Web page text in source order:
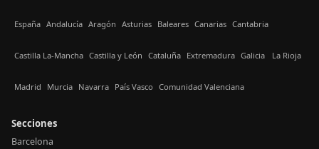
España Andalucía Aragón Asturias Baleares Canarias Cantabria
Castilla La-Mancha Castilla y León Cataluña Extremadura Galicia La Rioja
Madrid Murcia Navarra País Vasco Comunidad Valenciana
Secciones
Barcelona